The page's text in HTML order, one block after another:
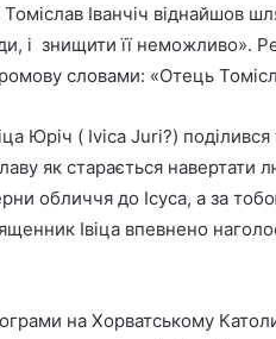
Іванчіч віднайшов
і знищити її неможливо».
словами: «Отець
Юріч ( Ivica Juri?)
як старається
обличчя до Ісуса, а за
Івіца впевнено
на Хорватському